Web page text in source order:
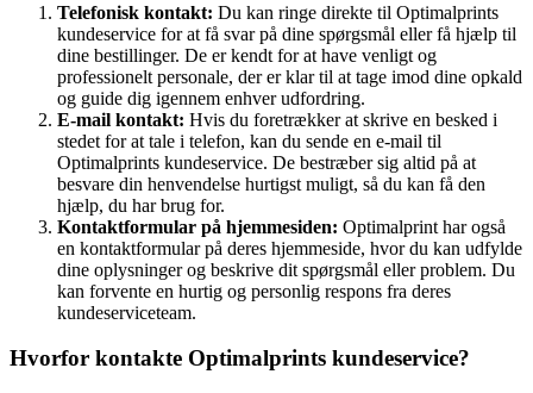
Telefonisk kontakt: Du kan ringe direkte til Optimalprints
kundeservice for at få svar på dine spørgsmål eller få hjælp til
dine bestillinger. De er kendt for at have venligt og
professionelt personale, der er klar til at tage imod dine opkald
og guide dig igennem enhver udfordring.
E-mail kontakt: Hvis du foretrækker at skrive en besked i
stedet for at tale i telefon, kan du sende en e-mail til
Optimalprints kundeservice. De bestræber sig altid på at
besvare din henvendelse hurtigst muligt, så du kan få den
hjælp, du har brug for.
Kontaktformular på hjemmesiden: Optimalprint har også
en kontaktformular på deres hjemmeside, hvor du kan udfylde
dine oplysninger og beskrive dit spørgsmål eller problem. Du
kan forvente en hurtig og personlig respons fra deres
kundeserviceteam.
Hvorfor kontakte Optimalprints kundeservice?